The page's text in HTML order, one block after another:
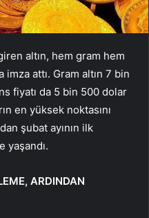
altın, hem gram hem
attı. Gram altın 7 bin
fiyatı da 5 bin 500 dolar
en yüksek noktasını
şubat ayının ilk
yaşandı.
ARDINDAN